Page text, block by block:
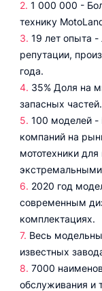
1 000 000 -
технику
19 лет опыта
репутации,
года.
35% Доля на
запасных частей.
100 моделей -
компаний на
мототехники
2020 год
современным
комплектациях.
Весь
известных
7000
обслуживания и